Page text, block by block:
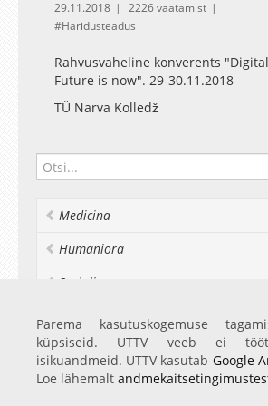
29.11.2018
2226 vaatamist
Haridusteadus
Rahvusvaheline konverents
Future is now". 29-30.11.2018
TÜ Narva Kolledž
Medicina
Humaniora
Socialia
Realia et naturalia
Ülikoolist veel
Parema kasutuskogemuse
küpsiseid. UTTV veeb ei
isikuandmeid. UTTV kasutab Google
Loe lähemalt